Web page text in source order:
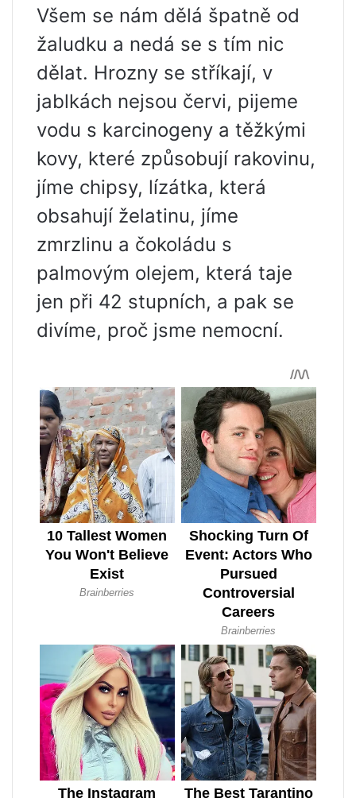
Všem se nám dělá špatně od
žaludku a nedá se s tím nic
dělat. Hrozny se stříkají, v
jablkách nejsou červi, pijeme
vodu s karcinogeny a těžkými
kovy, které způsobují rakovinu,
jíme chipsy, lízátka, která
obsahují želatinu, jíme
zmrzlinu a čokoládu s
palmovým olejem, která taje
jen při 42 stupních, a pak se
divíme, proč jsme nemocní.